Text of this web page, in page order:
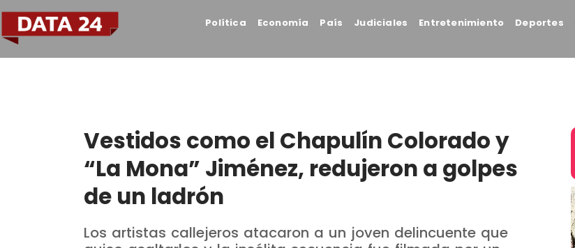
Política Economía País Judiciales Entretenimiento Deportes
Vestidos como el Chapulín Colorado y
“La Mona” Jiménez, redujeron a golpes
de un ladrón
Los artistas callejeros atacaron a un joven delincuente que